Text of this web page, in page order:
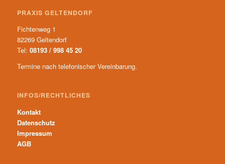
PRAXIS GELTENDORF
Fichtenweg 1
82269 Geltendorf
Tel: 08193 / 998 45 20
Termine nach telefonischer Vereinbarung.
INFOS/RECHTLICHES
Kontakt
Datenschutz
Impressum
AGB